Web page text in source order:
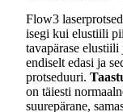
Flow3
isegi kui elustiili
tavapärase
endiselt edasi ja
protseduuri.
on täiesti
suurepärane,